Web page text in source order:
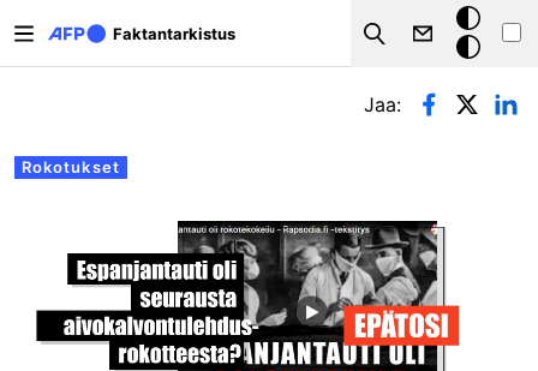
Faktantarkistus
Search
Tumma
tila
Ensisijaiset välilehdet
Rokotukset
Jaa: